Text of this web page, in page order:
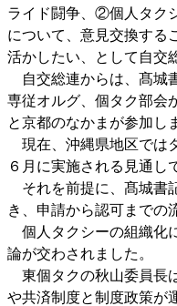
ライド闘争、②個人タク
について、意見交換する
活かしたい、として自交
自交総連からは、髙城
専従オルグ、個タク部会
と京都のなかまが参加し
現在、沖縄県地区では
６月に実施される見通し
それを前提に、髙城書
き、申請から認可までの
個人タクシーの組織化
論が交わされました。
東個タクの秋山委員長
や共済制度と制度政策が